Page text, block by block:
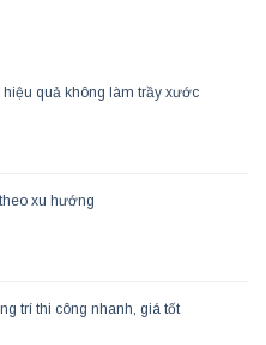
quả không làm trầy xước
xu hướng
trí thi công nhanh, giá tốt